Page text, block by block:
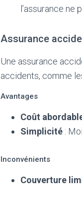
l’assurance ne
Assurance
Une assurance
accidents, comme
Avantages
Coût
Simplicité :
Inconvénients
Couverture